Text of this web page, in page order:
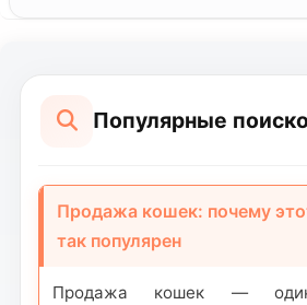
Популярные
Продажа кошек: почему
так популярен
Продажа кошек —